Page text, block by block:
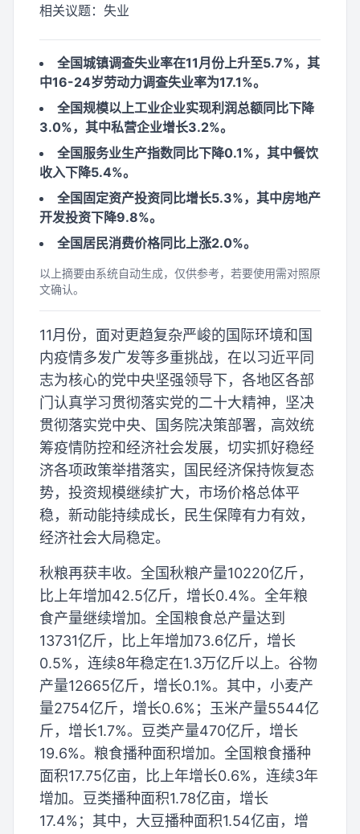
相关议题： 失业
全国城镇调查失业率在11月份上升至5.7%，其
中16-24岁劳动力调查失业率为17.1%。
全国规模以上工业企业实现利润总额同比下降
3.0%，其中私营企业增长3.2%。
全国服务业生产指数同比下降0.1%，其中餐饮
收入下降5.4%。
全国固定资产投资同比增长5.3%，其中房地产
开发投资下降9.8%。
全国居民消费价格同比上涨2.0%。
以上摘要由系统自动生成，仅供参考，若要使用需对照原
文确认。
11月份，面对更趋复杂严峻的国际环境和国
内疫情多发广发等多重挑战，在以习近平同
志为核心的党中央坚强领导下，各地区各部
门认真学习贯彻落实党的二十大精神，坚决
贯彻落实党中央、国务院决策部署，高效统
筹疫情防控和经济社会发展，切实抓好稳经
济各项政策举措落实，国民经济保持恢复态
势，投资规模继续扩大，市场价格总体平
稳，新动能持续成长，民生保障有力有效，
经济社会大局稳定。
秋粮再获丰收。全国秋粮产量10220亿斤，
比上年增加42.5亿斤，增长0.4%。全年粮
食产量继续增加。全国粮食总产量达到
13731亿斤，比上年增加73.6亿斤，增长
0.5%，连续8年稳定在1.3万亿斤以上。谷物
产量12665亿斤，增长0.1%。其中，小麦产
量2754亿斤，增长0.6%；玉米产量5544亿
斤，增长1.7%。豆类产量470亿斤，增长
19.6%。粮食播种面积增加。全国粮食播种
面积17.75亿亩，比上年增长0.6%，连续3年
增加。豆类播种面积1.78亿亩，增长
17.4%；其中，大豆播种面积1.54亿亩，增